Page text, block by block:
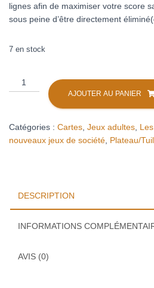
lignes afin de maximiser votre score
sous peine d’être directement
7 en stock
quantité
de
AJOUTER AU PANIER
Catégories : Cartes Jeux adultes
nouveaux jeux de société Plateau/
DESCRIPTION
INFORMATIONS
AVIS (0)